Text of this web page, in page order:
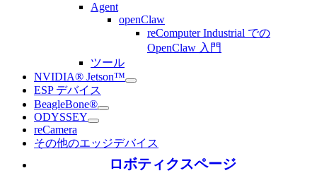
Agent
openClaw
reComputer Industrial での
OpenClaw 入門
ツール
NVIDIA® Jetson™
ESP デバイス
BeagleBone®
ODYSSEY
reCamera
その他のエッジデバイス
ロボティクスページ